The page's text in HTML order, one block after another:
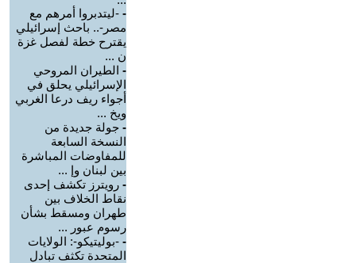
- -ليتدبروا أمرهم مع
مصر-.. باحث إسرائيلي
يقترح خطة لفصل غزة
ن ...
- الطيران المروحي
الإسرائيلي يحلق في
أجواء ريف درعا الغربي
ويخ ...
- جولة جديدة من
النسخة السابعة
للمفاوضات المباشرة
بين لبنان وإ ...
- رويترز تكشف إحدى
نقاط الخلاف بين
طهران ومسقط بشأن
رسوم عبور ...
- -بوليتيكو-: الولايات
المتحدة تكثف تبادل